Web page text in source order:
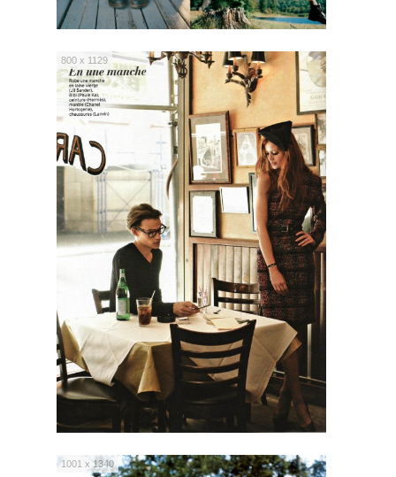
800 x 1129
1001 x 1340